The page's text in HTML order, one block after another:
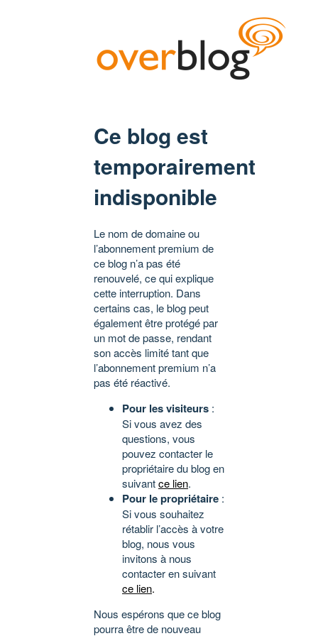
Ce blog est
temporairement
indisponible
Le nom de domaine ou
l’abonnement premium de
ce blog n’a pas été
renouvelé, ce qui explique
cette interruption. Dans
certains cas, le blog peut
également être protégé par
un mot de passe, rendant
son accès limité tant que
l’abonnement premium n’a
pas été réactivé.
Pour les visiteurs :
Si vous avez des
questions, vous
pouvez contacter le
propriétaire du blog en
suivantce lien.
Pour le propriétaire :
Si vous souhaitez
rétablir l’accès à votre
blog, nous vous
invitons à nous
contacter en suivant
ce lien.
Nous espérons que ce blog
pourra être de nouveau